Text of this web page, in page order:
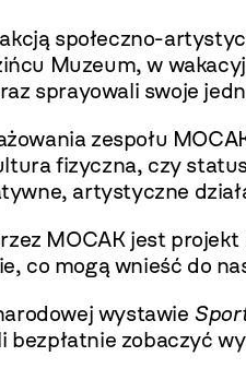
społeczno-
Muzeum, w
sprayowali swoje
zespołu
fizyczna, czy
artystyczne
MOCAK jest projekt
co mogą wnieść do
wystawie
zobaczyć